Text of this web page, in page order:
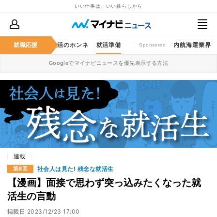
いい仕事は、いい暮らしから
就職応援
仕事のゲンバ 就活のホンネ 就活準備 Sponsored 内航海運業界
Googleでマイナビニュースを優先表示する方法
連載
第8回 社会人は見た! 残念な就活生
【漫画】面接で思わず突っ込みたくなった就
活生の言動
掲載日 2023/12/23 17:00